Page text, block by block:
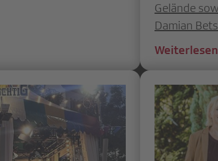
Gelände
Damian
Weiterlesen